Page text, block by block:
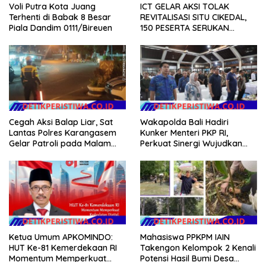
Voli Putra Kota Juang
Terhenti di Babak 8 Besar
Piala Dandim 0111/Bireuen
ICT GELAR AKSI TOLAK
REVITALISASI SITU CIKEDAL,
150 PESERTA SERUKAN
Cegah Aksi Balap Liar, Sat
Lantas Polres Karangasem
Gelar Patroli pada Malam
Wakapolda Bali Hadiri
Kunker Menteri PKP RI,
Perkuat Sinergi Wujudkan
Masyarakat
Ketua Umum APKOMINDO:
HUT Ke-81 Kemerdekaan RI
Momentum Memperkuat
Mahasiswa PPKPM IAIN
Takengon Kelompok 2 Kenali
Potensi Hasil Bumi Desa